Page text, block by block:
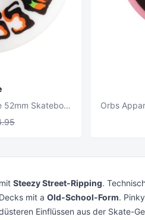
Orbs Apparitions 99a White 52mm Skateboard Wheels
mitSteezy Street-Ripping.
Decks mit aOld-School-Form.
Einflüssen aus der Skate-